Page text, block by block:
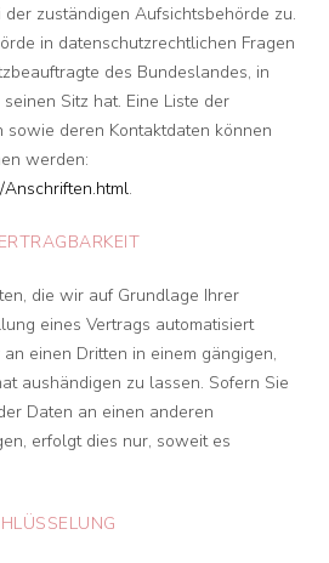
zuständigen Aufsichtsbehörde zu.
in datenschutzrechtlichen Fragen
des Bundeslandes, in
Sitz hat. Eine Liste der
sowie deren Kontaktdaten können
werden:
.
die wir auf Grundlage Ihrer
eines Vertrags automatisiert
einen Dritten in einem gängigen,
aushändigen zu lassen. Sofern Sie
Daten an einen anderen
erfolgt dies nur, soweit es